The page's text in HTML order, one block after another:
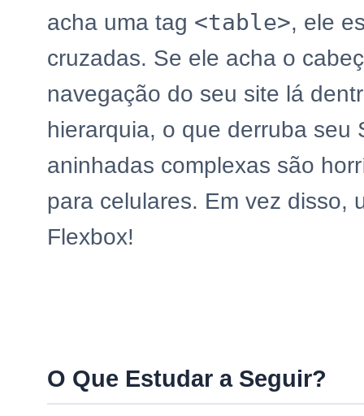
acha uma tag <table>, ele
cruzadas. Se ele acha o
navegação do seu site lá
hierarquia, o que derruba seu
aninhadas complexas são
para celulares. Em vez disso,
Flexbox!
O Que Estudar a Seguir?